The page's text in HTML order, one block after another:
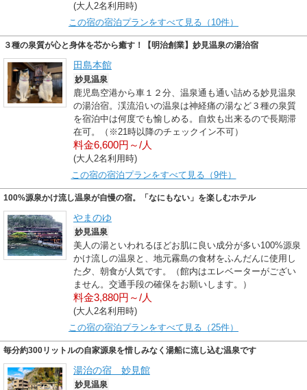
(大人2名利用時)
この宿の宿泊プランをすべて見る（10件）
３種の泉質が心と身体を芯から癒す！【明治創業】妙見温泉の湯治宿
田島本館
妙見温泉
鹿児島空港から車１２分、温泉通も通い詰める妙見温泉
の湯治宿。渓流沿いの温泉は神経痛の湯など３種の泉質
を宿泊中は何度でも愉しめる。自炊も出来るので長期滞
在可。（※21時以降のチェックイン不可）
料金6,600円～/人
(大人2名利用時)
この宿の宿泊プランをすべて見る（9件）
100%源泉かけ流し温泉が自慢の宿。「なにもない」を楽しむホテル
やまのゆ
妙見温泉
美人の湯といわれるほどお肌に良い成分が多い100%源泉
かけ流しの温泉と、地元霧島の食材をふんだんに使用し
た夕、朝食が人気です。（館内はエレベーターがござい
ません。交通手段の確保をお願いします。）
料金3,880円～/人
(大人2名利用時)
この宿の宿泊プランをすべて見る（25件）
毎分約300リットルの自家源泉を惜しみなく湯船に流し込む温泉です
湯治の宿 妙見館
妙見温泉